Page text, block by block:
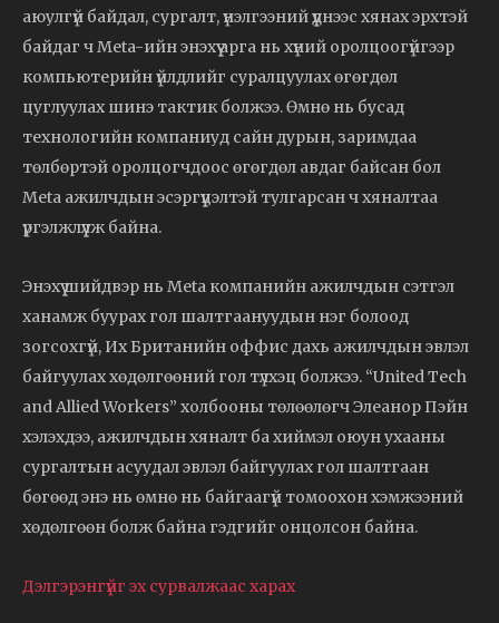
аюулгүй байдал, сургалт, үнэлгээний үүднээс хянах эрхтэй
байдаг ч Meta-ийн энэхүү арга нь хүний оролцоогүйгээр
компьютерийн үйлдлийг суралцуулах өгөгдөл
цуглуулах шинэ тактик болжээ. Өмнө нь бусад
технологийн компаниуд сайн дурын, заримдаа
төлбөртэй оролцогчдоос өгөгдөл авдаг байсан бол
Meta ажилчдын эсэргүүцэлтэй тулгарсан ч хяналтаа
үргэлжлүүлж байна.
Энэхүү шийдвэр нь Meta компанийн ажилчдын сэтгэл
ханамж буурах гол шалтгаануудын нэг болоод
зогсохгүй, Их Британийн оффис дахь ажилчдын эвлэл
байгуулах хөдөлгөөний гол түлхэц болжээ. “United Tech
and Allied Workers” холбооны төлөөлөгч Элеанор Пэйн
хэлэхдээ, ажилчдын хяналт ба хиймэл оюун ухааны
сургалтын асуудал эвлэл байгуулах гол шалтгаан
бөгөөд энэ нь өмнө нь байгаагүй томоохон хэмжээний
хөдөлгөөн болж байна гэдгийг онцолсон байна.
Дэлгэрэнгүйг эх сурвалжаас харах